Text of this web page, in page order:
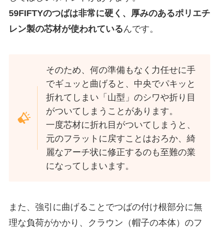
59FIFTYのつばは非常に硬く、厚みのあるポリエチ
レン製の芯材が使われているんです。
そのため、何の準備もなく力任せに手
でギュッと曲げると、中央でパキッと
折れてしまい「山型」のシワや折り目
がついてしまうことがあります。
一度芯材に折れ目がついてしまうと、
元のフラットに戻すことはおろか、綺
麗なアーチ状に修正するのも至難の業
になってしまいます。
また、強引に曲げることでつばの付け根部分に無
理な負荷がかかり、クラウン（帽子の本体）のフ